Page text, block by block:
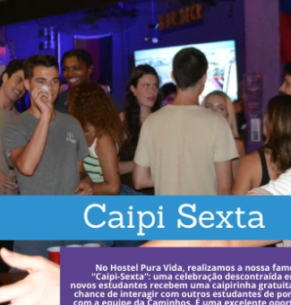
Quando acontece?
A cada dois meses, na sexta-feira.
Saiba Mais